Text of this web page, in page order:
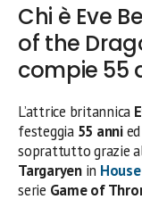
Chi è Eve
of the
compie 55
L’attrice britannica
festeggia 55 annied
soprattutto grazie
Targaryenin
serie Game of